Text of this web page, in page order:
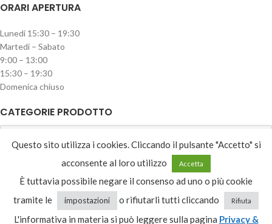
ORARI APERTURA
Lunedi 15:30 – 19:30
Martedi – Sabato
9:00 – 13:00
15:30 – 19:30
Domenica chiuso
CATEGORIE PRODOTTO
Recesso
Questo sito utilizza i cookies. Cliccando il pulsante "Accetto" si
acconsente al loro utilizzo
Accetta
È tuttavia possibile negare il consenso ad uno o più cookie
tramite le
impostazioni o rifiutarli tutti cliccando Rifiuta
L'informativa in materia si può leggere sulla pagina Privacy &